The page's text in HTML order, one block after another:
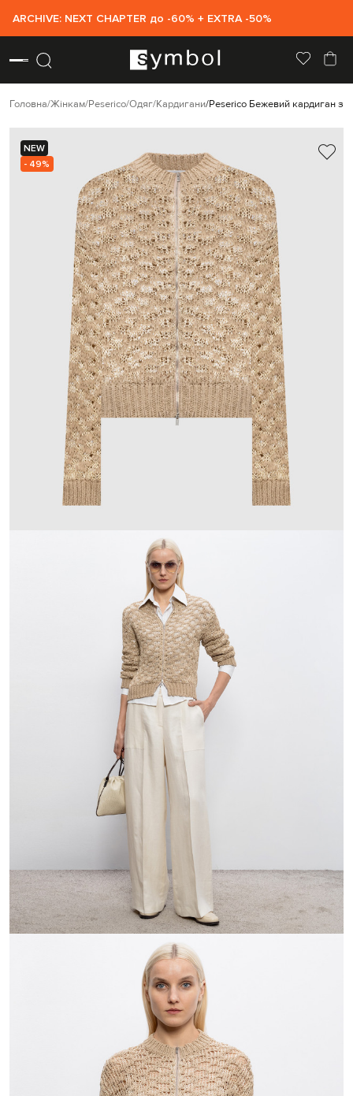
ARCHIVE: NEXT CHAPTER до -60% + EXTRA -50%
Головна Жінкам Peserico Одяг Кардигани Peserico Бежевий кардиган з
NEW
- 49%